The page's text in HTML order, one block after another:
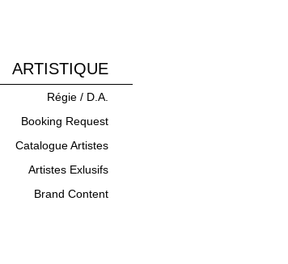
ARTISTIQUE
Régie / D.A.
Booking Request
Catalogue Artistes
Artistes Exlusifs
Brand Content